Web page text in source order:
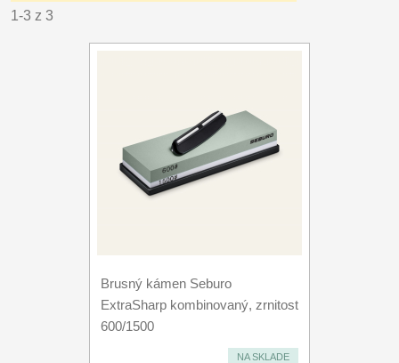
1-3 z 3
Brusný kámen Seburo
ExtraSharp kombinovaný, zrnitost
600/1500
NA SKLADE